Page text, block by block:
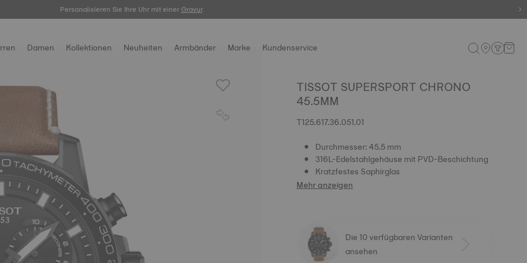
Personalisieren Sie Ihre Uhr mit einerGravur.
hier.
Damen Kollektionen Neuheiten Armbänder Marke Kundenservice
TISSOT SUPERSPORT CHRONO
45.5MM
T125.617.36.051.01
Durchmesser: 45.5 mm
316L-Edelstahlgehäuse mit PVD-Beschichtung
Kratzfestes Saphirglas
Mehr anzeigen
Die 10 verfügbaren Varianten
ansehen